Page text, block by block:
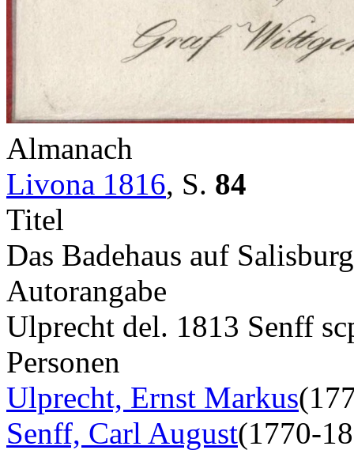
Almanach
Livona 1816, S. 84
Titel
Das Badehaus auf Salisburg
Autorangabe
Ulprecht del. 1813 Senff
Personen
Ulprecht, Ernst Markus
Senff, Carl August(1770-